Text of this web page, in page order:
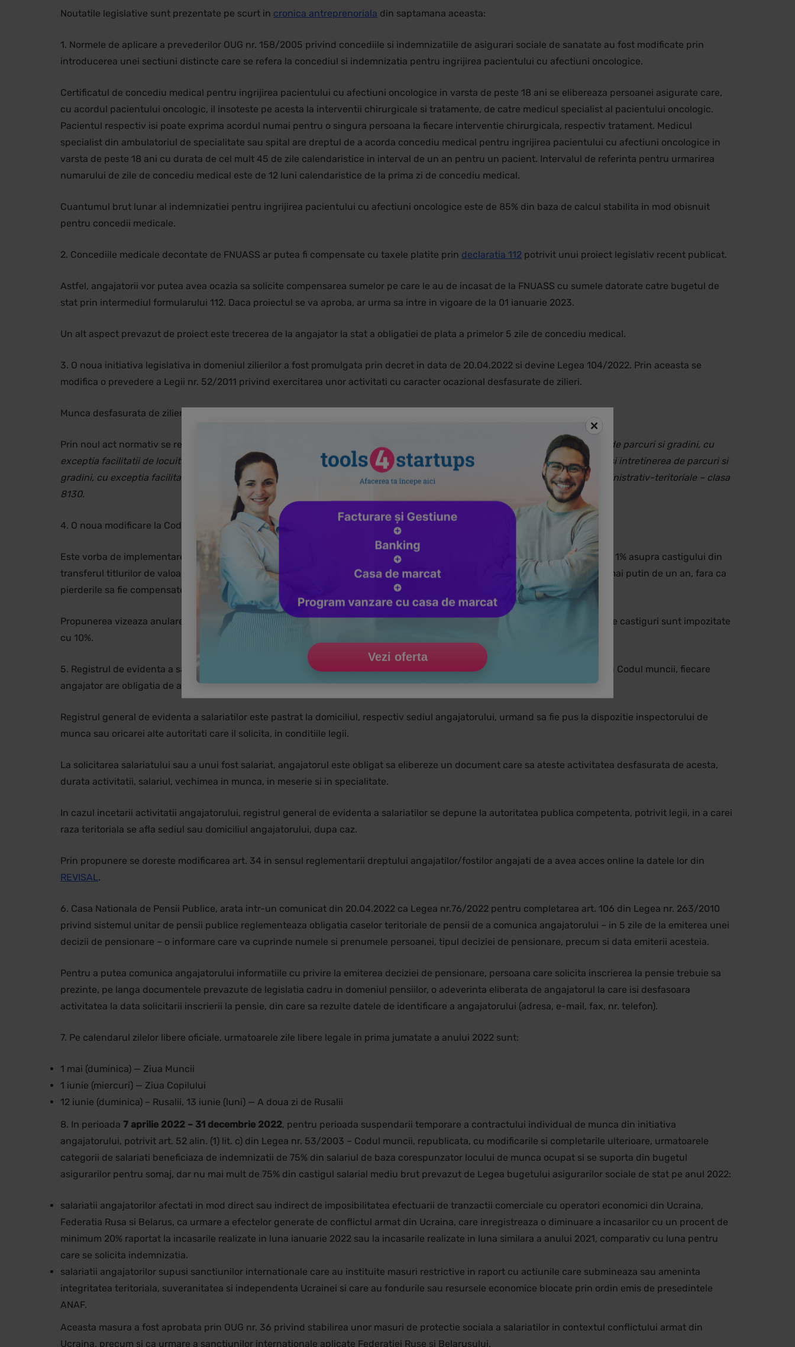
Noutatile legislative sunt prezentate pe scurt in cronica antreprenoriala din saptamana aceasta:
1. Normele de aplicare a prevederilor OUG nr. 158/2005 privind concediile si indemnizatiile de asigurari sociale de sanatate au fost modificate prin
introducerea unei sectiuni distincte care se refera la concediul si indemnizatia pentru ingrijirea pacientului cu afectiuni oncologice.
Certificatul de concediu medical pentru ingrijirea pacientului cu afectiuni oncologice in varsta de peste 18 ani se elibereaza persoanei asigurate care,
cu acordul pacientului oncologic, il insoteste pe acesta la interventii chirurgicale si tratamente, de catre medicul specialist al pacientului oncologic.
Pacientul respectiv isi poate exprima acordul numai pentru o singura persoana la fiecare interventie chirurgicala, respectiv tratament. Medicul
specialist din ambulatoriul de specialitate sau spital are dreptul de a acorda concediu medical pentru ingrijirea pacientului cu afectiuni oncologice in
varsta de peste 18 ani cu durata de cel mult 45 de zile calendaristice in interval de un an pentru un pacient. Intervalul de referinta pentru urmarirea
numarului de zile de concediu medical este de 12 luni calendaristice de la prima zi de concediu medical.
Cuantumul brut lunar al indemnizatiei pentru ingrijirea pacientului cu afectiuni oncologice este de 85% din baza de calcul stabilita in mod obisnuit
pentru concedii medicale.
2. Concediile medicale decontate de FNUASS ar putea fi compensate cu taxele platite prin declaratia 112 potrivit unui proiect legislativ recent publicat.
Astfel, angajatorii vor putea avea ocazia sa solicite compensarea sumelor pe care le au de incasat de la FNUASS cu sumele datorate catre bugetul de
stat prin intermediul formularului 112. Daca proiectul se va aproba, ar urma sa intre in vigoare de la 01 ianuarie 2023.
Un alt aspect prevazut de proiect este trecerea de la angajator la stat a obligatiei de plata a primelor 5 zile de concediu medical.
3. O noua initiativa legislativa in domeniul zilierilor a fost promulgata prin decret in data de 20.04.2022 si devine Legea 104/2022. Prin aceasta se
modifica o prevedere a Legii nr. 52/2011 privind exercitarea unor activitati cu caracter ocazional desfasurate de zilieri.
Munca desfasurata de zilieri se poate realiza doar in anumite domenii, strict enumerate in legea mentionata.
Prin noul act normativ se reformulareaza domeniul:
activitati de intretinere peisagistica – plantarea, ingrijirea si intretinerea de parcuri si gradini, cu
exceptia facilitatii de locuit particulare – clasa 8130 cu urmatorul: activitati de intretinere peisagistica – plantarea, ingrijirea si intretinerea de parcuri si
gradini, cu exceptia facilitatii de locuit particulare, precum si intretinerea spatiilor verzi din domeniul public al unitatilor administrativ-teritoriale – clasa
8130.
4. O noua modificare la Codul fiscal a fost adoptata de Camera Deputatilor cu majoritate de voturi in sedinta din 20.04.2022.
Este vorba de implementarea unui sistem de impozitare la sursa pentru investitorii individuali
, prin aplicarea unui procent de 1% asupra castigului din
transferul titlurilor de valoare detinute mai mult de un an si 3% asupra castigului din transferul titlurilor de valoare detinute mai putin de un an, fara ca
pierderile sa fie compensate sau declarate.
Propunerea vizeaza anularea creditelor fiscale acumulate pe baza pierderilor inregistrate in anii precedenti. In prezent, aceste castiguri sunt impozitate
cu 10%.
5. Registrul de evidenta a salariatilor (REVISAL) va deveni disponibil online, pentru toti salariatii. In prezent, potrivit art. 34 din Codul muncii, fiecare
angajator are obligatia de a infiinta un registru general de evidenta a salariatilor.
Registrul general de evidenta a salariatilor este pastrat la domiciliul, respectiv sediul angajatorului, urmand sa fie pus la dispozitie inspectorului de
munca sau oricarei alte autoritati care il solicita, in conditiile legii.
La solicitarea salariatului sau a unui fost salariat, angajatorul este obligat sa elibereze un document care sa ateste activitatea desfasurata de acesta,
durata activitatii, salariul, vechimea in munca, in meserie si in specialitate.
In cazul incetarii activitatii angajatorului, registrul general de evidenta a salariatilor se depune la autoritatea publica competenta, potrivit legii, in a carei
raza teritoriala se afla sediul sau domiciliul angajatorului, dupa caz.
Prin propunere se doreste modificarea art. 34 in sensul reglementarii dreptului angajatilor/fostilor angajati de a avea acces online la datele lor din
REVISAL.
6. Casa Nationala de Pensii Publice, arata intr-un comunicat din 20.04.2022 ca Legea nr.76/2022 pentru completarea art. 106 din Legea nr. 263/2010
privind sistemul unitar de pensii publice reglementeaza obligatia caselor teritoriale de pensii de a comunica angajatorului – in 5 zile de la emiterea unei
decizii de pensionare – o informare care va cuprinde numele si prenumele persoanei, tipul deciziei de pensionare, precum si data emiterii acesteia.
Pentru a putea comunica angajatorului informatiile cu privire la emiterea deciziei de pensionare, persoana care solicita inscrierea la pensie trebuie sa
prezinte, pe langa documentele prevazute de legislatia cadru in domeniul pensiilor, o adeverinta eliberata de angajatorul la care isi desfasoara
activitatea la data solicitarii inscrierii la pensie, din care sa rezulte datele de identificare a angajatorului (adresa, e-mail, fax, nr. telefon).
7. Pe calendarul zilelor libere oficiale, urmatoarele zile libere legale in prima jumatate a anului 2022 sunt:
1 mai (duminica) — Ziua Muncii
1 iunie (miercuri) — Ziua Copilului
12 iunie (duminica) – Rusalii, 13 iunie (luni) — A doua zi de Rusalii
8. In perioada 7 aprilie 2022 – 31 decembrie 2022, pentru perioada suspendarii temporare a contractului individual de munca din initiativa
angajatorului, potrivit art. 52 alin. (1) lit. c) din Legea nr. 53/2003 – Codul muncii, republicata, cu modificarile si completarile ulterioare, urmatoarele
categorii de salariati beneficiaza de indemnizatii de 75% din salariul de baza corespunzator locului de munca ocupat si se suporta din bugetul
asigurarilor pentru somaj, dar nu mai mult de 75% din castigul salarial mediu brut prevazut de Legea bugetului asigurarilor sociale de stat pe anul 2022:
salariatii angajatorilor afectati in mod direct sau indirect de imposibilitatea efectuarii de tranzactii comerciale cu operatori economici din Ucraina,
Federatia Rusa si Belarus, ca urmare a efectelor generate de conflictul armat din Ucraina, care inregistreaza o diminuare a incasarilor cu un procent de
minimum 20% raportat la incasarile realizate in luna ianuarie 2022 sau la incasarile realizate in luna similara a anului 2021, comparativ cu luna pentru
care se solicita indemnizatia.
salariatii angajatorilor supusi sanctiunilor internationale care au instituite masuri restrictive in raport cu actiunile care submineaza sau ameninta
integritatea teritoriala, suveranitatea si independenta Ucrainei si care au fondurile sau resursele economice blocate prin ordin emis de presedintele
ANAF.
Aceasta masura a fost aprobata prin OUG nr. 36 privind stabilirea unor masuri de protectie sociala a salariatilor in contextul conflictului armat din
Ucraina, precum si ca urmare a sanctiunilor internationale aplicate Federatiei Ruse si Belarusului.
Vezi oferta